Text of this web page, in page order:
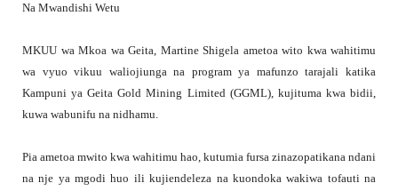
Na Mwandishi Wetu
MKUU wa Mkoa wa Geita, Martine Shigela ametoa wito kwa wahitimu
wa vyuo vikuu waliojiunga na program ya mafunzo tarajali katika
Kampuni ya Geita Gold Mining Limited (GGML), kujituma kwa bidii,
kuwa wabunifu na nidhamu.
Pia ametoa mwito kwa wahitimu hao, kutumia fursa zinazopatikana ndani
na nje ya mgodi huo ili kujiendeleza na kuondoka wakiwa tofauti na